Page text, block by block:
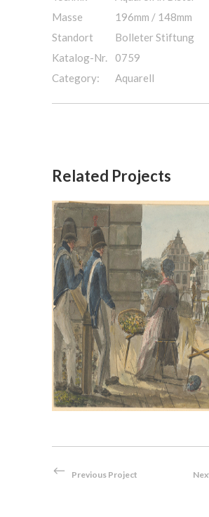
Masse
196mm / 148mm
Standort
Bolleter Stiftung
Katalog-Nr.
0759
Category:
Aquarell
Related Projects
Bei der Hauptwache in
1814
Aquarell
Previous Project